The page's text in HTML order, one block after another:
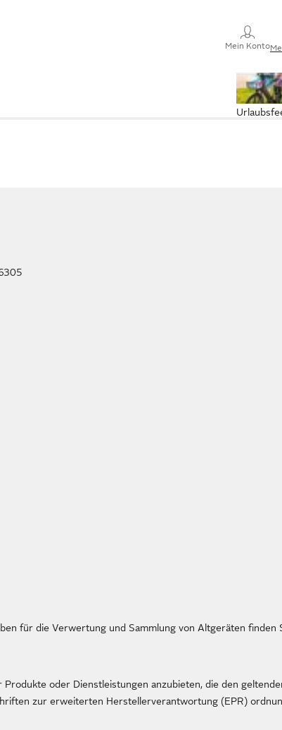
Mein Konto
für die Verwertung und Sammlung von Altgeräten finden
oder Dienstleistungen anzubieten, die den
zur erweiterten Herstellerverantwortung (EPR)